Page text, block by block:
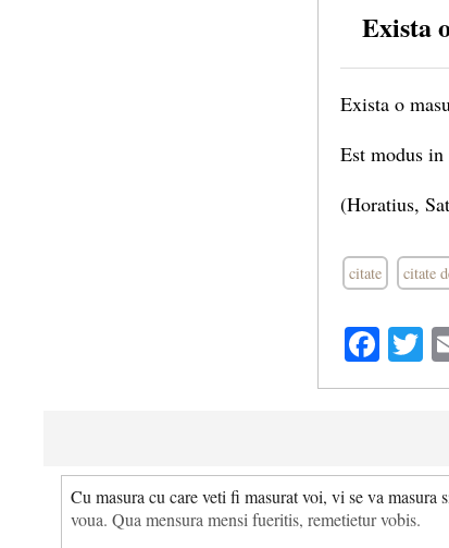
Exista
Exista o
Est modus in
(Horatius,
citate citate
Cu masura cu care veti fi masurat voi, vi se va masura
voua. Qua mensura mensi fueritis, remetietur vobis.